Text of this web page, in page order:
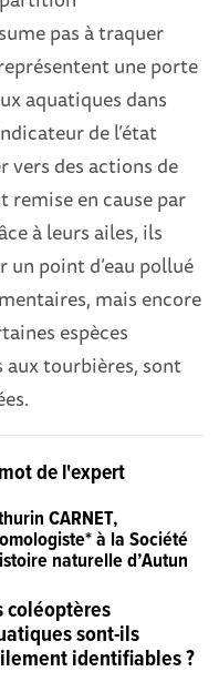
pas à traquer
une porte
aquatiques dans
de l’état
vers des actions de
remise en cause par
à leurs ailes, ils
point d’eau pollué
mais encore
espèces
aux tourbières, sont
de l'expert
CARNET,
à la Société
naturelle d’Autun
coléoptères
sont-ils
identifiables ?